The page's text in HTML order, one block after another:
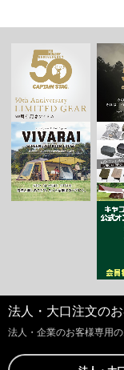
法人・大口注文の
法人・企業のお客様専用